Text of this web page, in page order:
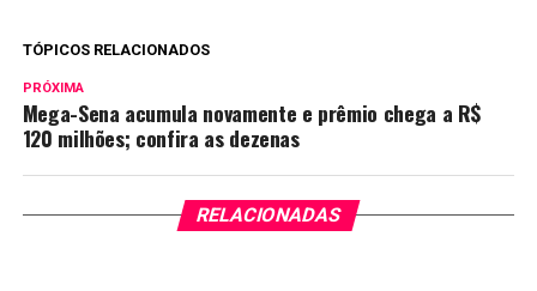
TÓPICOS RELACIONADOS
PRÓXIMA
Mega-Sena acumula novamente e prêmio chega a R$
120 milhões; confira as dezenas
RELACIONADAS